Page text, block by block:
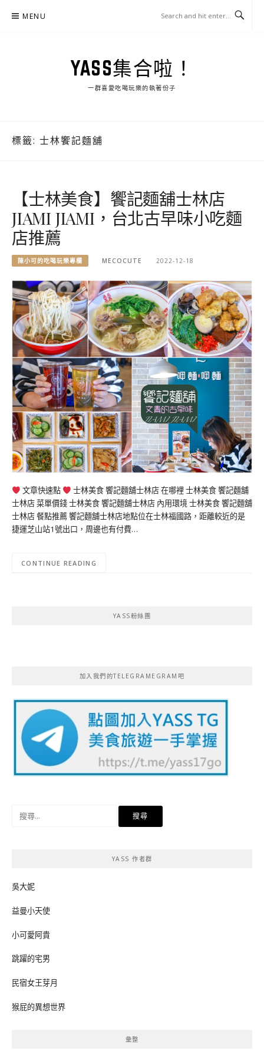
MENU
YASS集合啦！
一群喜愛吃喝玩樂的執著份子
標籤: 士林饗記麵舖
【士林美食】饗記麵舖士林店
JIAMI JIAMI，台北古早味小吃麵
店推薦
陳小可的吃喝玩樂專欄 MECOCUTE 2022-12-18
文章快速點
士林美食 饗記麵舖士林店 在哪裡 士林美食 饗記麵舖
士林店 菜單價錢 士林美食 饗記麵舖士林店 內用環境 士林美食 饗記麵舖
士林店 餐點推薦 饗記麵舖士林店地點位在士林福國路，距離較近的是
捷運芝山站1號出口，周邊也有付費…
CONTINUE READING
YASS粉絲團
加入我們的TELEGRAMEGRAM吧
YASS 作者群
吳大妮
益曼小天使
小可愛阿貴
跳躍的宅男
民宿女王芽月
猴屁的異想世界
彙整